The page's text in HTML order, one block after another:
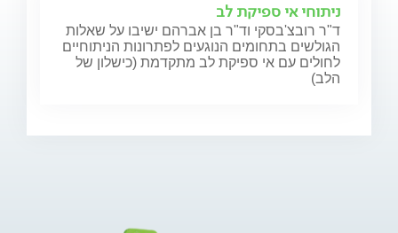
ניתוחי אי ספיקת לב
ד"ר רובצ'בסקי וד"ר בן אברהם ישיבו על שאלות
הגולשים בתחומים הנוגעים לפתרונות הניתוחיים
לחולים עם אי ספיקת לב מתקדמת (כישלון של
הלב)